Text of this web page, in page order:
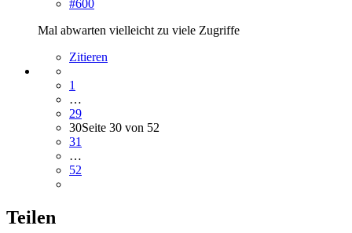
#600
Mal abwarten vielleicht zu viele Zugriffe
Zitieren
1
…
29
30Seite 30 von 52
31
…
52
Teilen